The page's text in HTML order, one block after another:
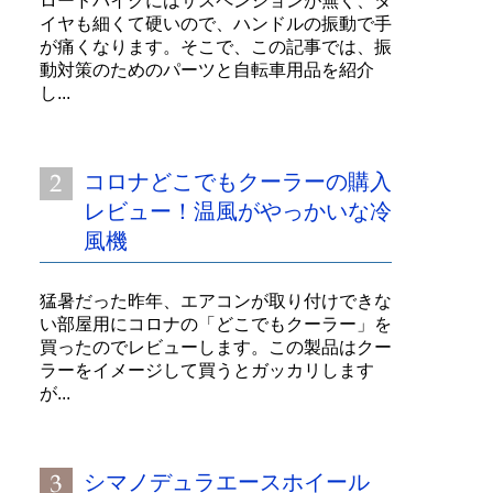
イヤも細くて硬いので、ハンドルの振動で手
が痛くなります。そこで、この記事では、振
動対策のためのパーツと自転車用品を紹介
し...
コロナどこでもクーラーの購入
レビュー！温風がやっかいな冷
風機
猛暑だった昨年、エアコンが取り付けできな
い部屋用にコロナの「どこでもクーラー」を
買ったのでレビューします。この製品はクー
ラーをイメージして買うとガッカリします
が...
シマノデュラエースホイール